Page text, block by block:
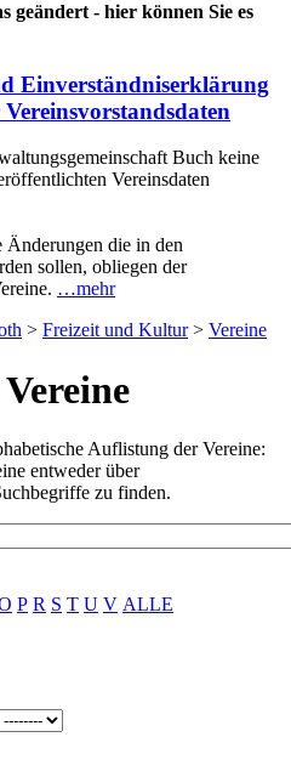
geändert - hier können Sie es
Einverständniserklärung
Buch keine
Vereinsdaten
die in den
sollen, obliegen der
…mehr
> Freizeit und Kultur> Vereine
Auflistung der Vereine:
entweder über
zu finden.
P R S T U V ALLE